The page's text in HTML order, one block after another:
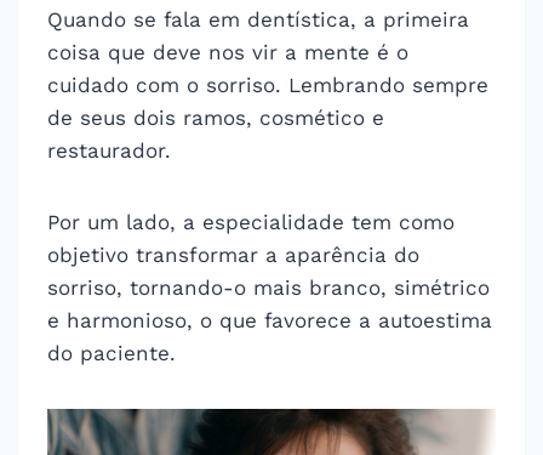
Quando se fala em dentística, a primeira
coisa que deve nos vir a mente é o
cuidado com o sorriso. Lembrando sempre
de seus dois ramos, cosmético e
restaurador.
Por um lado, a especialidade tem como
objetivo transformar a aparência do
sorriso, tornando-o mais branco, simétrico
e harmonioso, o que favorece a autoestima
do paciente.